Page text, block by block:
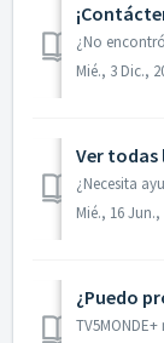
Mié., 3 Dic.,
Ver todas
Mié., 16 Jun.,
¿Puedo